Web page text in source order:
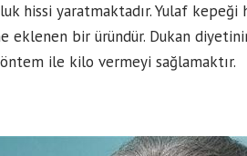
hissi yaratmaktadır. Yulaf
eklenen bir üründür. Dukan
ile kilo vermeyi sağlamaktır.